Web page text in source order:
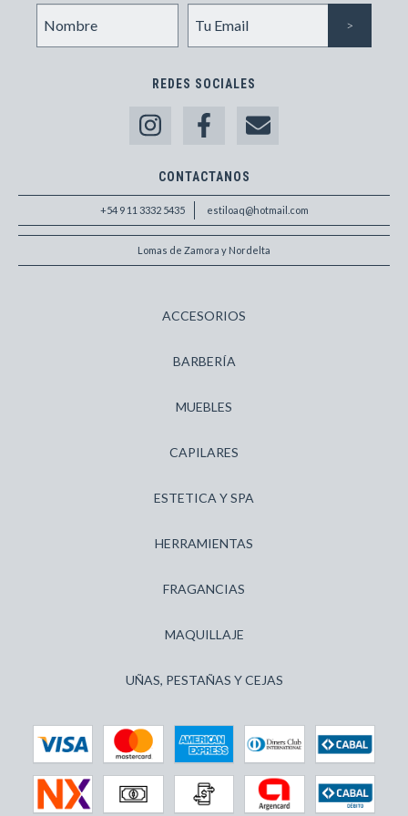
REDES SOCIALES
CONTACTANOS
+54 9 11 3332 5435 estiloaq@hotmail.com
Lomas de Zamora y Nordelta
ACCESORIOS
BARBERÍA
MUEBLES
CAPILARES
ESTETICA Y SPA
HERRAMIENTAS
FRAGANCIAS
MAQUILLAJE
UÑAS, PESTAÑAS Y CEJAS